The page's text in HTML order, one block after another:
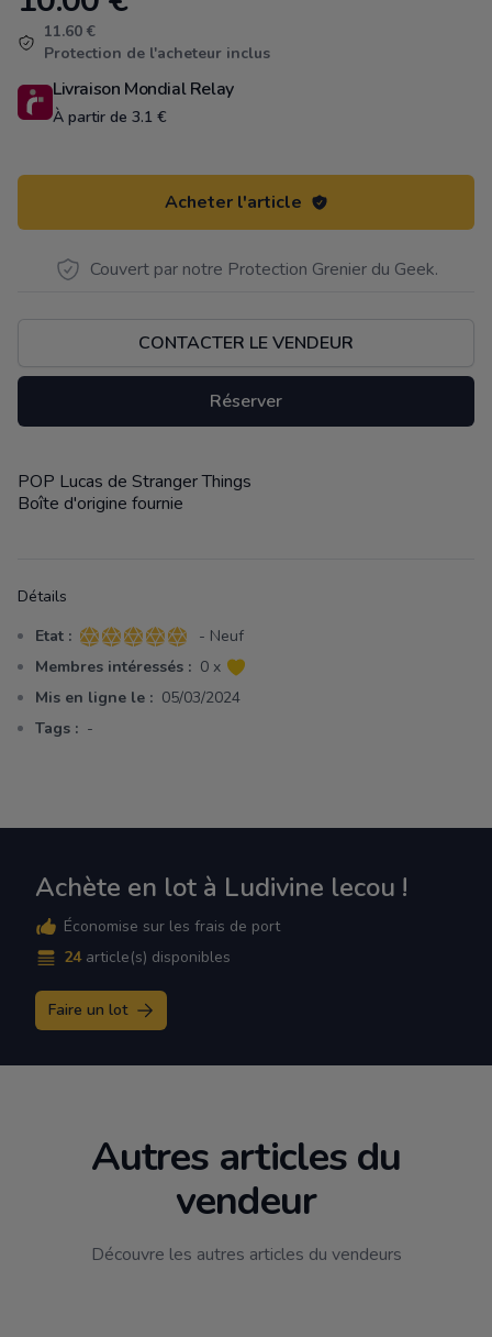
11.60 €
Protection de l'acheteur inclus
Livraison Mondial Relay
À partir de 3.1 €
Acheter l'article
Couvert par notre Protection Grenier du Geek.
CONTACTER LE VENDEUR
Réserver
Description
POP Lucas de Stranger Things
Boîte d'origine fournie
Détails
Etat : 5 sur 5 étoiles
- Neuf
Membres intéressés : 0 x
Mis en ligne le : 05/03/2024
Tags : -
Achète en lot à Ludivine lecou !
Économise sur les frais de port
24 article(s) disponibles
Faire un lot
Autres articles du
vendeur
Découvre les autres articles du vendeurs